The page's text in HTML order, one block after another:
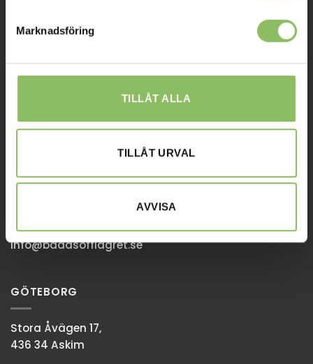
Marknadsföring
TILLÅT ALLA
TILLÅT URVAL
AVVISA
STOCKHOLM
168 67 Bromma
Tisdag-Torsdag: 11-18
08-338300
info@baddsofflagret.se
GÖTEBORG
Stora Åvägen 17,
436 34 Askim